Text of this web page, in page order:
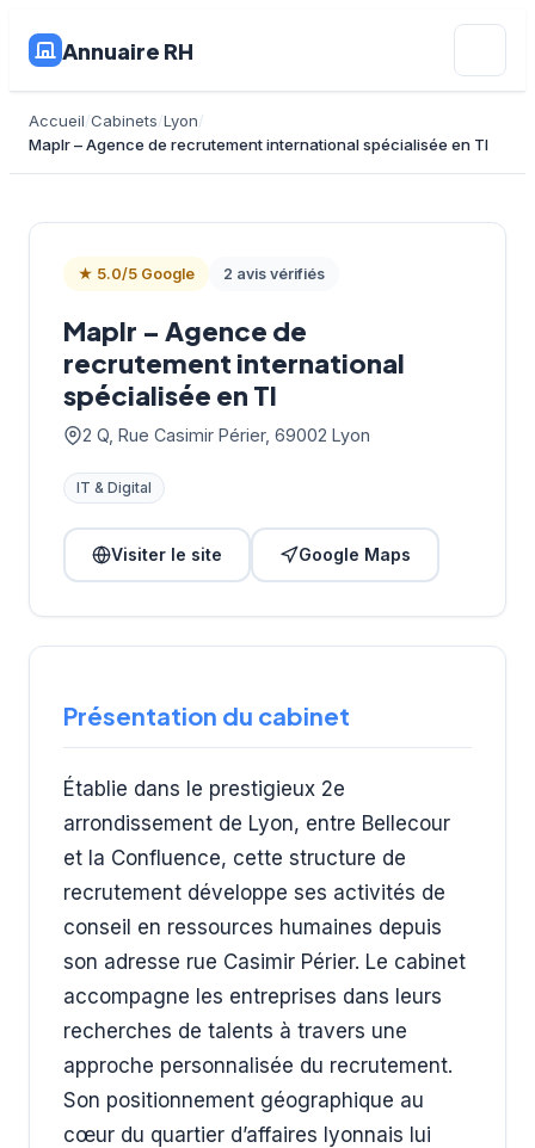
Annuaire RH
Accueil Cabinets Lyon
Maplr – Agence de recrutement international spécialisée en TI
★ 5.0/5 Google 2 avis vérifiés
Maplr – Agence de
recrutement international
spécialisée en TI
2 Q, Rue Casimir Périer, 69002 Lyon
IT & Digital
Visiter le site Google Maps
Présentation du cabinet
Établie dans le prestigieux 2e
arrondissement de Lyon, entre Bellecour
et la Confluence, cette structure de
recrutement développe ses activités de
conseil en ressources humaines depuis
son adresse rue Casimir Périer. Le cabinet
accompagne les entreprises dans leurs
recherches de talents à travers une
approche personnalisée du recrutement.
Son positionnement géographique au
cœur du quartier d’affaires lyonnais lui